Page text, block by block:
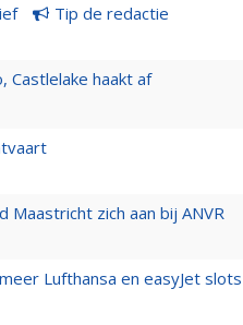
Tip de redactie
Castlelake haakt af
zich aan bij ANVR
Lufthansa en easyJet